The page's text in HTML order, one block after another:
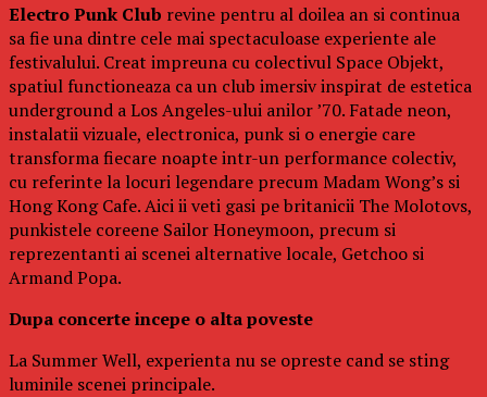
Electro Punk Club revine pentru al doilea an si continua
sa fie una dintre cele mai spectaculoase experiente ale
festivalului. Creat impreuna cu colectivul Space Objekt,
spatiul functioneaza ca un club imersiv inspirat de estetica
underground a Los Angeles-ului anilor ’70. Fatade neon,
instalatii vizuale, electronica, punk si o energie care
transforma fiecare noapte intr-un performance colectiv,
cu referinte la locuri legendare precum Madam Wong’s si
Hong Kong Cafe. Aici ii veti gasi pe britanicii The Molotovs,
punkistele coreene Sailor Honeymoon, precum si
reprezentanti ai scenei alternative locale, Getchoo si
Armand Popa.
Dupa concerte incepe o alta poveste
La Summer Well, experienta nu se opreste cand se sting
luminile scenei principale.